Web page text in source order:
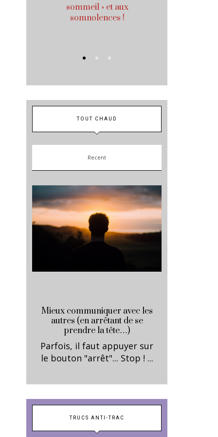
sommeil » et aux
somnolences !
TOUT CHAUD
Recent
Mieux communiquer avec les
autres (en arrêtant de se
prendre la tête…)
Parfois, il faut appuyer sur
le bouton "arrêt"... Stop ! ...
TRUCS ANTI-TRAC